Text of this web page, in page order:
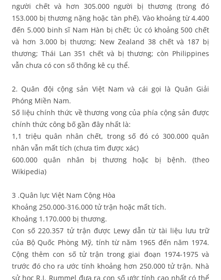
người chết và hơn 305.000 người bị thương (trong đó
153.000 bị thương nặng hoặc tàn phế). Vào khoảng từ 4.400
đến 5.000 binh sĩ Nam Hàn bị chết; Úc có khoảng 500 chết
và hơn 3.000 bị thương; New Zealand 38 chết và 187 bị
thương; Thái Lan 351 chết và bị thương; còn Philippines
vẫn chưa có con số thống kê cụ thể.
2. Quân đội cộng sản Việt Nam và cái gọi là Quân Giải
Phóng Miền Nam.
Số liệu chính thức về thương vong của phía cộng sản được
chính thức công bố gần đây nhất là:
1,1 triệu quân nhân chết, trong số đó có 300.000 quân
nhân vẫn mất tích (chưa tìm được xác)
600.000 quân nhân bị thương hoặc bị bệnh. (theo
Wikipedia)
3 .Quân lực Việt Nam Cộng Hòa
Khoảng 250.000-316.000 tử trận hoặc mất tích.
Khoảng 1.170.000 bị thương.
Con số 220.357 tử trận được Lewy dẫn từ tài liệu lưu trữ
của Bộ Quốc Phòng Mỹ, tính từ năm 1965 đến năm 1974.
Cộng thêm con số tử trận trong giai đoạn 1974-1975 và
trước đó cho ra ước tính khoảng hơn 250.000 tử trận. Nhà
sử học R.J. Rummel đưa ra con số ước tính cao nhất có thể